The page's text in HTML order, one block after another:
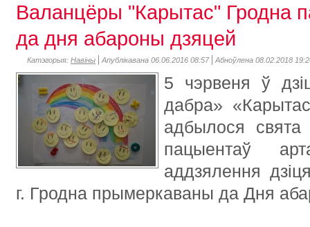
Валанцёры "Карытас" Гродна
да дня абароны дзяцей
Катэгорыя: Навіны Апублікавана 06.06.2016 08:57 Абноўлена 08.02.2018
5 чэрвеня ў
дабра»
адбылося свята
пацыентаў
аддзялення
г. Гродна прымеркаваны да Дня